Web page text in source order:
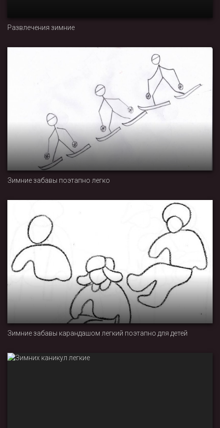
Развлечения зимние
Зимние забавы поэтапно легко
Зимние забавы карандашом легкий поэтапно для детей